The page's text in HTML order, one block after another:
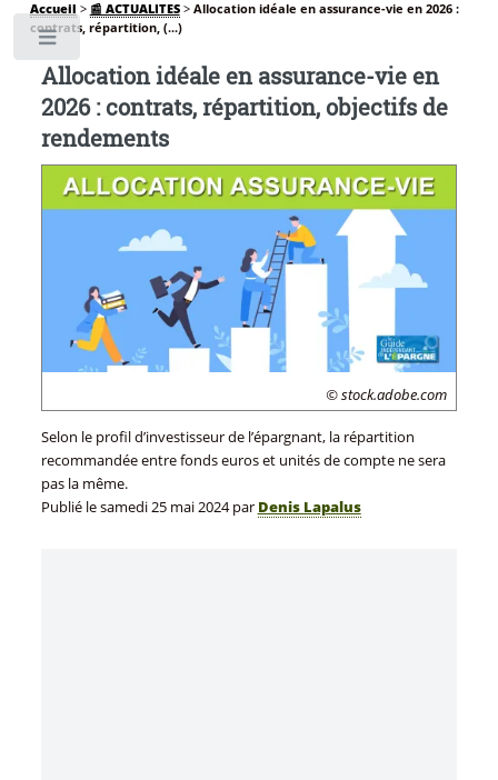
Accueil > 📰 ACTUALITES> Allocation idéale en assurance-vie en 2026 :
contrats, répartition, (...)
Allocation idéale en assurance-vie en
2026 : contrats, répartition, objectifs de
rendements
© stock.adobe.com
Selon le profil d’investisseur de l’épargnant, la répartition
recommandée entre fonds euros et unités de compte ne sera
pas la même.
Publié lesamedi 25 mai 2024par Denis Lapalus
Toggle